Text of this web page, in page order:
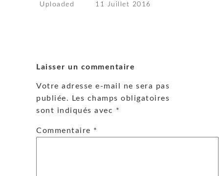
Uploaded 11 Juillet 2016
Laisser un commentaire
Votre adresse e-mail ne sera pas
publiée.
Les champs obligatoires
sont indiqués avec *
Commentaire *